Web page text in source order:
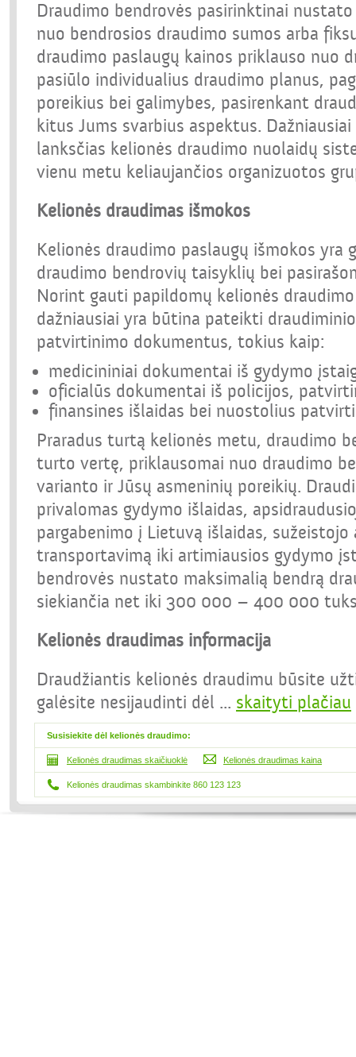
Draudimo bendrovės pasirinktinai
nuo bendrosios draudimo sumos arba
draudimo paslaugų kainos priklauso nuo
pasiūlo individualius draudimo planus,
poreikius bei galimybes, pasirenkant
kitus Jums svarbius aspektus.
lanksčias kelionės draudimo nuolaidų
vienu metu keliaujančios organizuotos
Kelionės draudimas išmokos
Kelionės draudimo paslaugų išmokos yra
draudimo bendrovių taisyklių bei
Norint gauti papildomų kelionės
dažniausiai yra būtina pateikti
patvirtinimo dokumentus, tokius kaip:
medicininiai dokumentai iš gydymo
oficialūs dokumentai iš policijos,
finansines išlaidas bei nuostolius
Praradus turtą kelionės metu, draudimo
turto vertę, priklausomai nuo draudimo
varianto ir Jūsų asmeninių poreikių.
privalomas gydymo išlaidas,
pargabenimo į Lietuvą išlaidas, sužeistojo
transportavimą iki artimiausios gydymo
bendrovės nustato maksimalią bendrą
siekiančia net iki 300 000 – 400 000
Kelionės draudimas informacija
Draudžiantis kelionės draudimu būsite
galėsite nesijaudinti dėl ... skaityti plačiau
Susisiekite dėl kelionės draudimo:
Kelionės draudimas skaičiuoklė Kelionės draudimas kaina
Kelionės draudimas skambinkite 860 123 123